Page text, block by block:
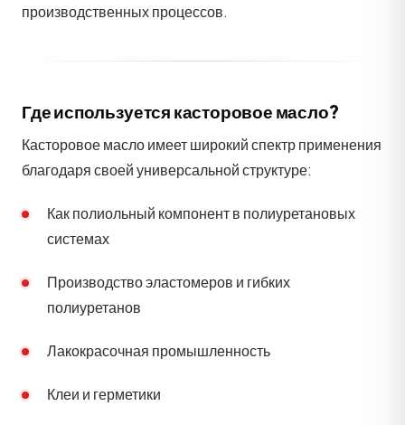
производственных процессов.
Где используется касторовое масло?
Касторовое масло имеет широкий спектр применения
благодаря своей универсальной структуре:
Как полиольный компонент в полиуретановых
системах
Производство эластомеров и гибких
полиуретанов
Лакокрасочная промышленность
Клеи и герметики